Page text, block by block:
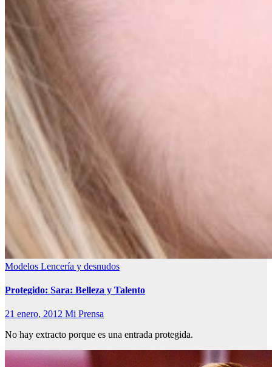
Modelos Lencería y desnudos
Protegido: Sara: Belleza y Talento
21 enero, 2012 Mi Prensa
No hay extracto porque es una entrada protegida.